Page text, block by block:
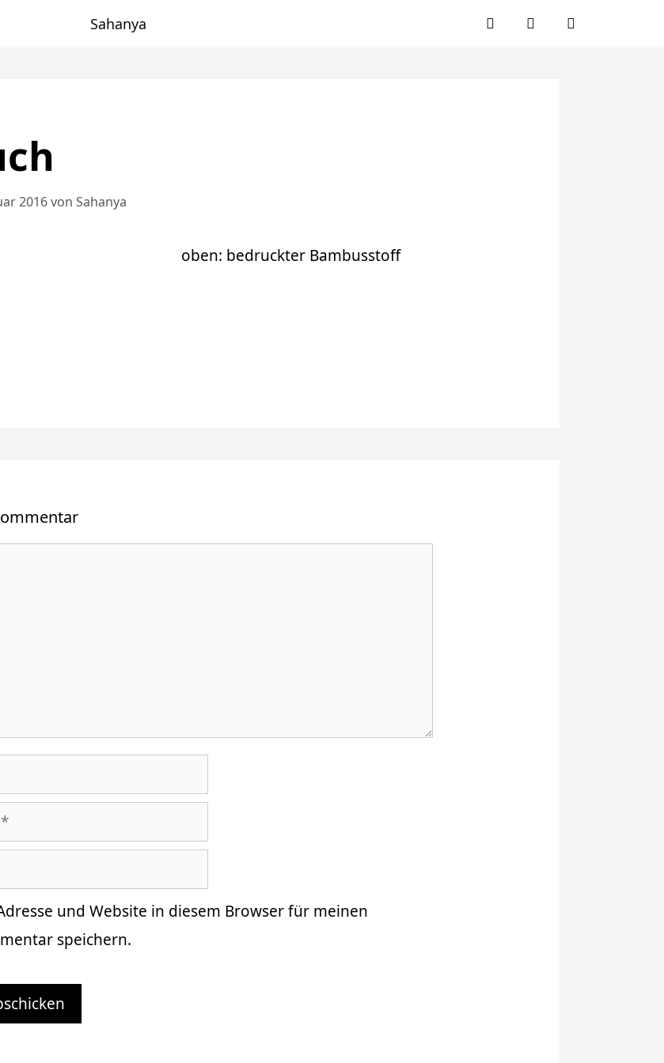
Sahanya FacebookTwitter
2016von Sahanya
oben: bedruckter Bambusstoff
und Website in diesem Browser für meinen
speichern.